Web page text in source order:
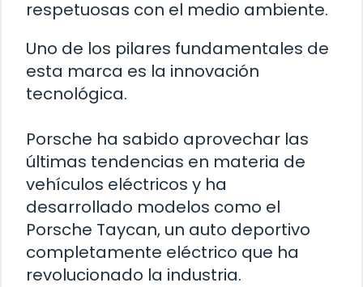
respetuosas con el medio ambiente.
Uno de los pilares fundamentales de
esta marca es la innovación
tecnológica.
Porsche ha sabido aprovechar las
últimas tendencias en materia de
vehículos eléctricos y ha
desarrollado modelos como el
Porsche Taycan, un auto deportivo
completamente eléctrico que ha
revolucionado la industria.